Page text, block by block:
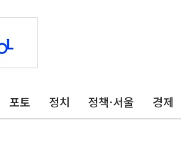
포토 정치 정책·서울 경제